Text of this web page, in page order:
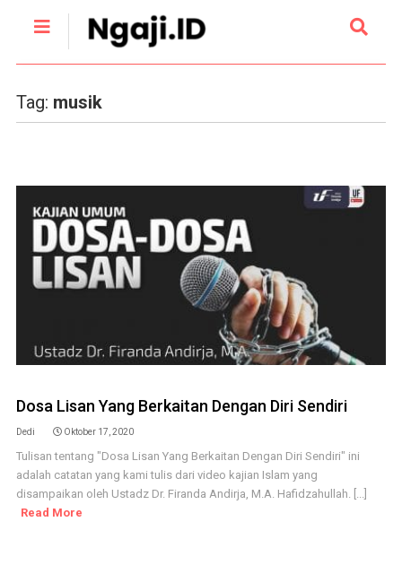
Tag: musik
Dosa Lisan Yang Berkaitan Dengan Diri Sendiri
Dedi Oktober 17, 2020
Tulisan tentang "Dosa Lisan Yang Berkaitan Dengan Diri Sendiri" ini
adalah catatan yang kami tulis dari video kajian Islam yang
disampaikan oleh Ustadz Dr. Firanda Andirja, M.A. Hafidzahullah. [...]
Read More